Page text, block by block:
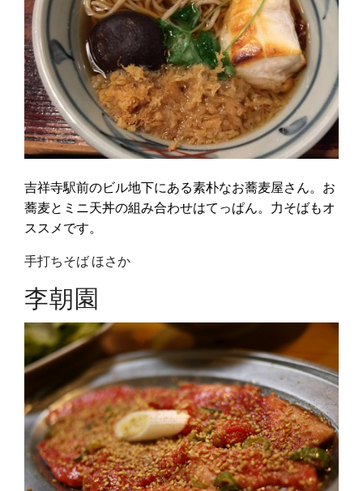
吉祥寺駅前のビル地下にある素朴なお蕎麦屋さん。お
蕎麦とミニ天丼の組み合わせはてっぱん。力そばもオ
ススメです。
手打ちそば ほさか
李朝園